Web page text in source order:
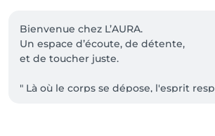
Bienvenue chez L’AURA.
Un espace d’écoute, de détente,
et de toucher juste.
" Là où le corps se dépose, l'esprit